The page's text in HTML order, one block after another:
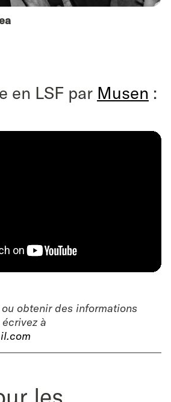
en LSF par Musen :
obtenir des informations
à